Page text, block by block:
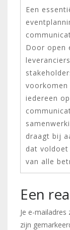
Een
Door open
iedereen
draagt bij
dat voldoet
van alle
Een
Je e-
zijn